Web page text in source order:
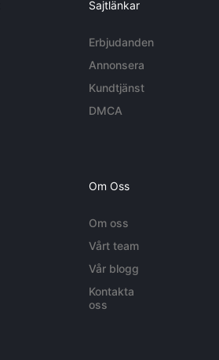
Sajtlänkar
Erbjudanden
Annonsera
Kundtjänst
DMCA
Om Oss
Om oss
Vårt team
Vår blogg
Kontakta
oss